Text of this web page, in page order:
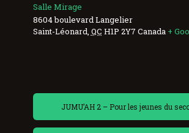
Salle Mirage
8604 boulevard Langelier
Saint-Léonard QC H1P 2Y7 Canada +
JUMU’AH 2 – Pour les jeunes du